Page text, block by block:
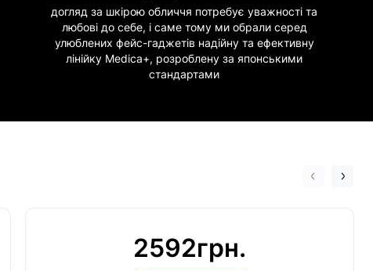
догляд за шкірою обличчя потребує уважності та
любові до себе, і саме тому ми обрали серед
улюблених фейс-гаджетів надійну та ефективну
лінійку Medica+, розроблену за японськими
стандартами
2592грн.